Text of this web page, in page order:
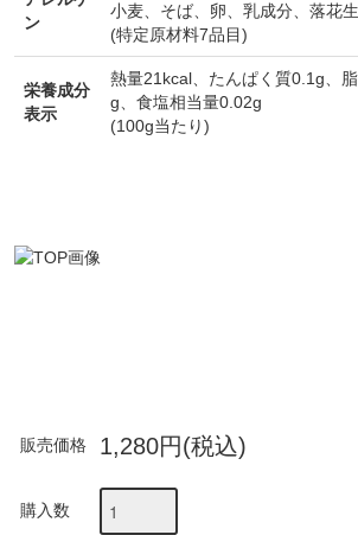
ン
小麦、 そば、 卵、 乳成分、 落花生
(特定原材料7品目)
栄養成分
表示
熱量21kcal、たんぱく質0.1g、
g、食塩相当量0.02g
(100g当たり)
販売価格 1,280円(税込)
購入数